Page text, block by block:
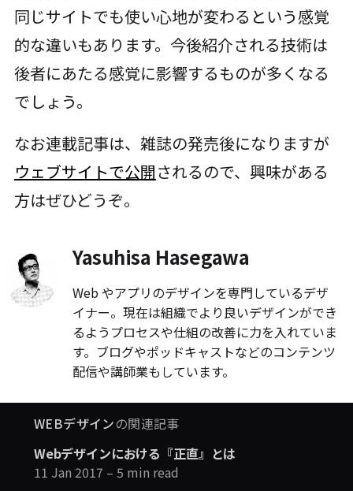
同じサイトでも使い心地が変わるという感覚
的な違いもあります。今後紹介される技術は
後者にあたる感覚に影響するものが多くなる
でしょう。
なお連載記事は、雑誌の発売後になりますが
ウェブサイトで公開されるので、興味がある
方はぜひどうぞ。
Yasuhisa Hasegawa
Web やアプリのデザインを専門しているデザ
イナー。現在は組織でより良いデザインができ
るようプロセスや仕組の改善に力を入れていま
す。ブログやポッドキャストなどのコンテンツ
配信や講師業もしています。
WEBデザインの関連記事
Webデザインにおける『正直』とは
11 Jan 2017 – 5 min read